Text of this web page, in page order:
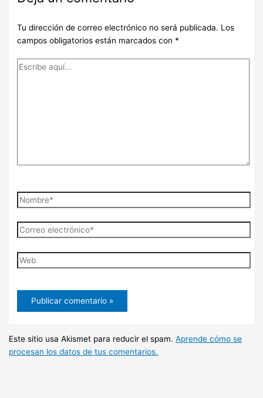
Tu dirección de correo electrónico no será publicada. Los
campos obligatorios están marcados con *
Escribe
Nombre*
Correo
electrónico*
Web
Este sitio usa Akismet para reducir el spam.Aprende cómo se
procesan los datos de tus comentarios.